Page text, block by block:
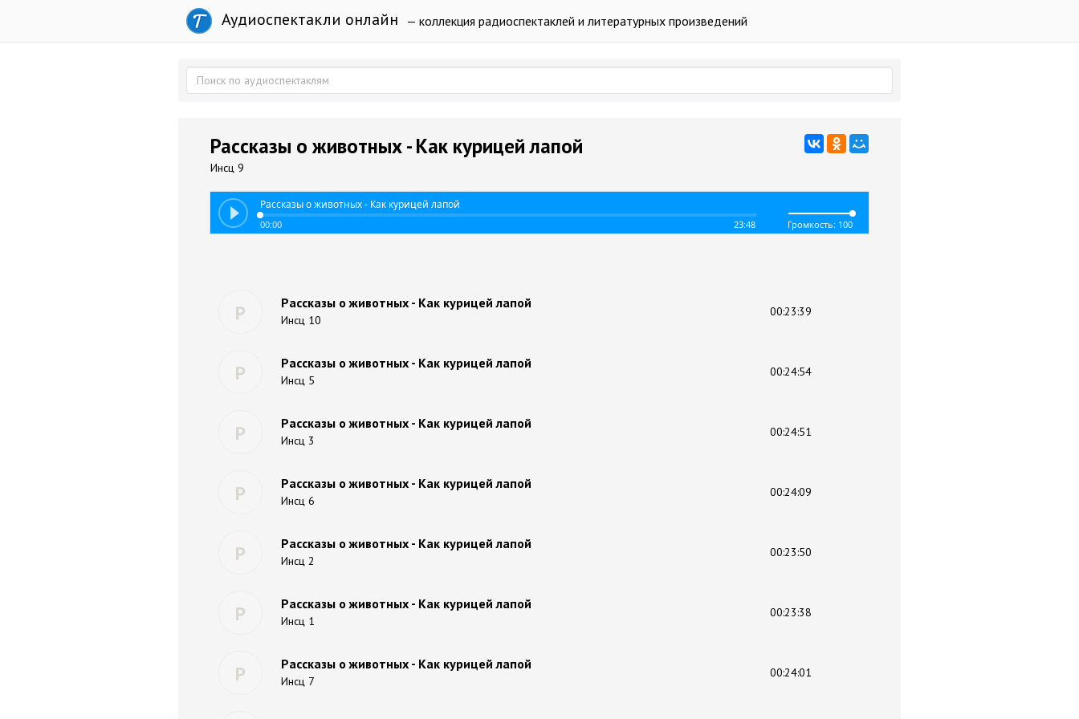
Аудиоспектакли онлайн — коллекция радиоспектаклей и литературных произведений
Рассказы о животных - Как курицей лапой
Инсц 9
Рассказы о животных - Как курицей лапой
00:00 23:48 Громкость: 100
Р Рассказы о животных - Как курицей лапой
Инсц 10
00:23:39
Р Рассказы о животных - Как курицей лапой
Инсц 5
00:24:54
Р Рассказы о животных - Как курицей лапой
Инсц 3
00:24:51
Р Рассказы о животных - Как курицей лапой
Инсц 6
00:24:09
Р Рассказы о животных - Как курицей лапой
Инсц 2
00:23:50
Р Рассказы о животных - Как курицей лапой
Инсц 1
00:23:38
Р Рассказы о животных - Как курицей лапой
Инсц 7
00:24:01